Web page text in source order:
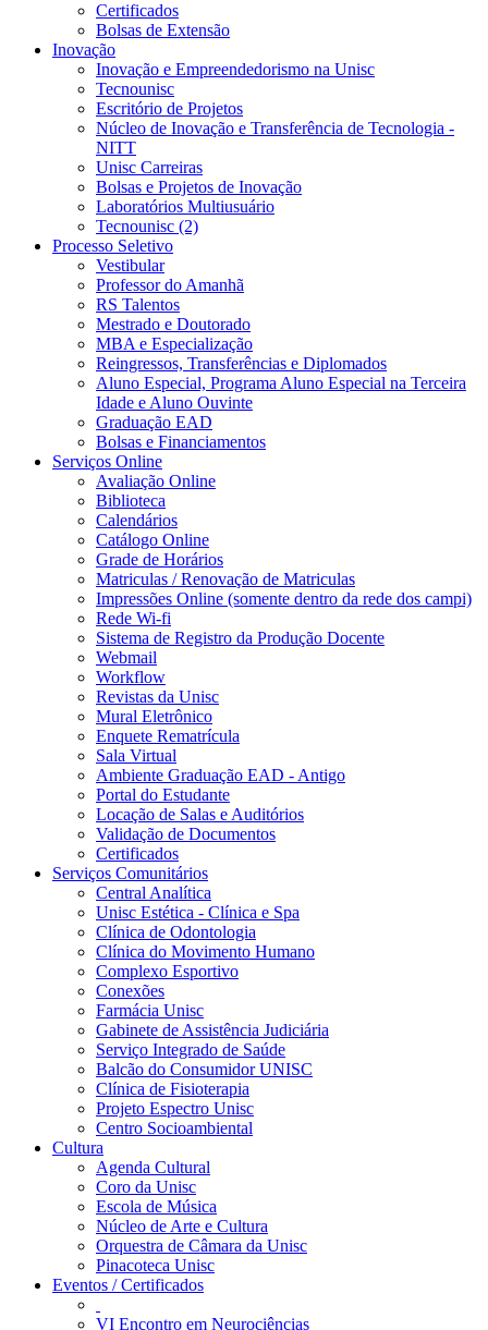
Certificados
Bolsas de Extensão
Inovação
Inovação e Empreendedorismo na Unisc
Tecnounisc
Escritório de Projetos
Núcleo de Inovação e Transferência de Tecnologia -
NITT
Unisc Carreiras
Bolsas e Projetos de Inovação
Laboratórios Multiusuário
Tecnounisc (2)
Processo Seletivo
Vestibular
Professor do Amanhã
RS Talentos
Mestrado e Doutorado
MBA e Especialização
Reingressos, Transferências e Diplomados
Aluno Especial, Programa Aluno Especial na Terceira
Idade e Aluno Ouvinte
Graduação EAD
Bolsas e Financiamentos
Serviços Online
Avaliação Online
Biblioteca
Calendários
Catálogo Online
Grade de Horários
Matriculas / Renovação de Matriculas
Impressões Online (somente dentro da rede dos campi)
Rede Wi-fi
Sistema de Registro da Produção Docente
Webmail
Workflow
Revistas da Unisc
Mural Eletrônico
Enquete Rematrícula
Sala Virtual
Ambiente Graduação EAD - Antigo
Portal do Estudante
Locação de Salas e Auditórios
Validação de Documentos
Certificados
Serviços Comunitários
Central Analítica
Unisc Estética - Clínica e Spa
Clínica de Odontologia
Clínica do Movimento Humano
Complexo Esportivo
Conexões
Farmácia Unisc
Gabinete de Assistência Judiciária
Serviço Integrado de Saúde
Balcão do Consumidor UNISC
Clínica de Fisioterapia
Projeto Espectro Unisc
Centro Socioambiental
Cultura
Agenda Cultural
Coro da Unisc
Escola de Música
Núcleo de Arte e Cultura
Orquestra de Câmara da Unisc
Pinacoteca Unisc
Eventos / Certificados
VI Encontro em Neurociências